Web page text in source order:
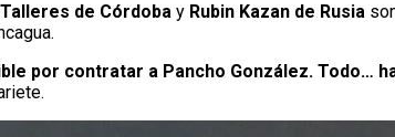
Talleres de Córdoba y Rubin Kazan de Rusia
por contratar a Pancho González. Todo…